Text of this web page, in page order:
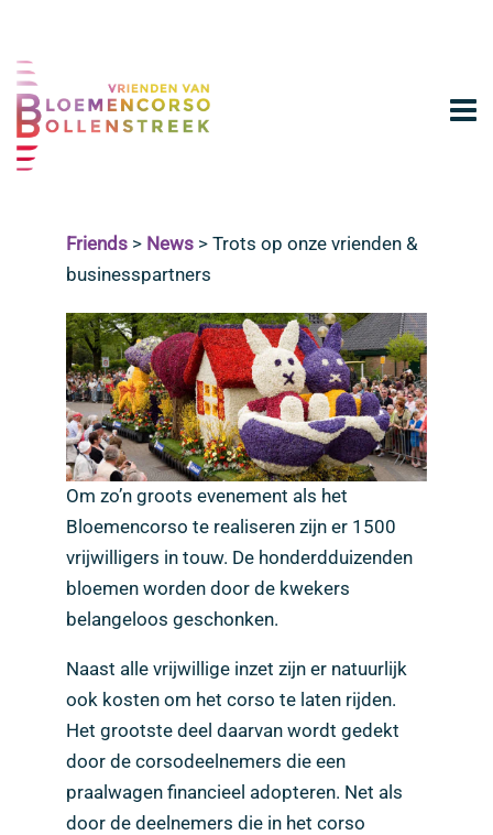
Friends > News > Trots op onze vrienden &
businesspartners
Om zo’n groots evenement als het
Bloemencorso te realiseren zijn er 1500
vrijwilligers in touw. De honderdduizenden
bloemen worden door de kwekers
belangeloos geschonken.
Naast alle vrijwillige inzet zijn er natuurlijk
ook kosten om het corso te laten rijden.
Het grootste deel daarvan wordt gedekt
door de corsodeelnemers die een
praalwagen financieel adopteren. Net als
door de deelnemers die in het corso